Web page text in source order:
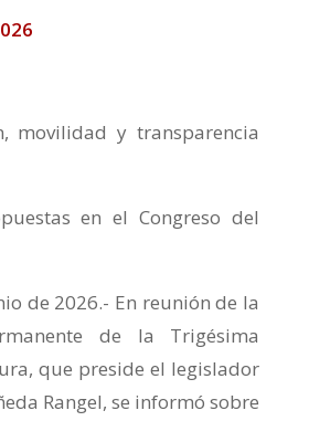
movilidad y transparencia
en el Congreso del
de 2026.- En reunión de la
de la Trigésima
que preside el legislador
Rangel, se informó sobre